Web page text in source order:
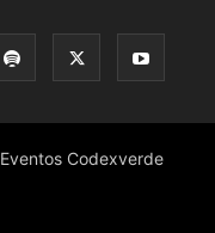
Eventos Codexverde